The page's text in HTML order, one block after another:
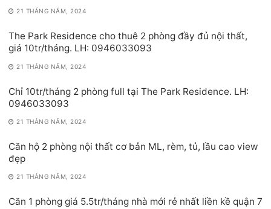
21 THÁNG NĂM, 2024
The Park Residence cho thuê 2 phòng đầy đủ nội thất,
giá 10tr/tháng. LH: 0946033093
21 THÁNG NĂM, 2024
Chỉ 10tr/tháng 2 phòng full tại The Park Residence. LH:
0946033093
21 THÁNG NĂM, 2024
Căn hộ 2 phòng nội thất cơ bản ML, rèm, tủ, lầu cao view
đẹp
21 THÁNG NĂM, 2024
Căn 1 phòng giá 5.5tr/tháng nhà mới rẻ nhất liền kề quận 7